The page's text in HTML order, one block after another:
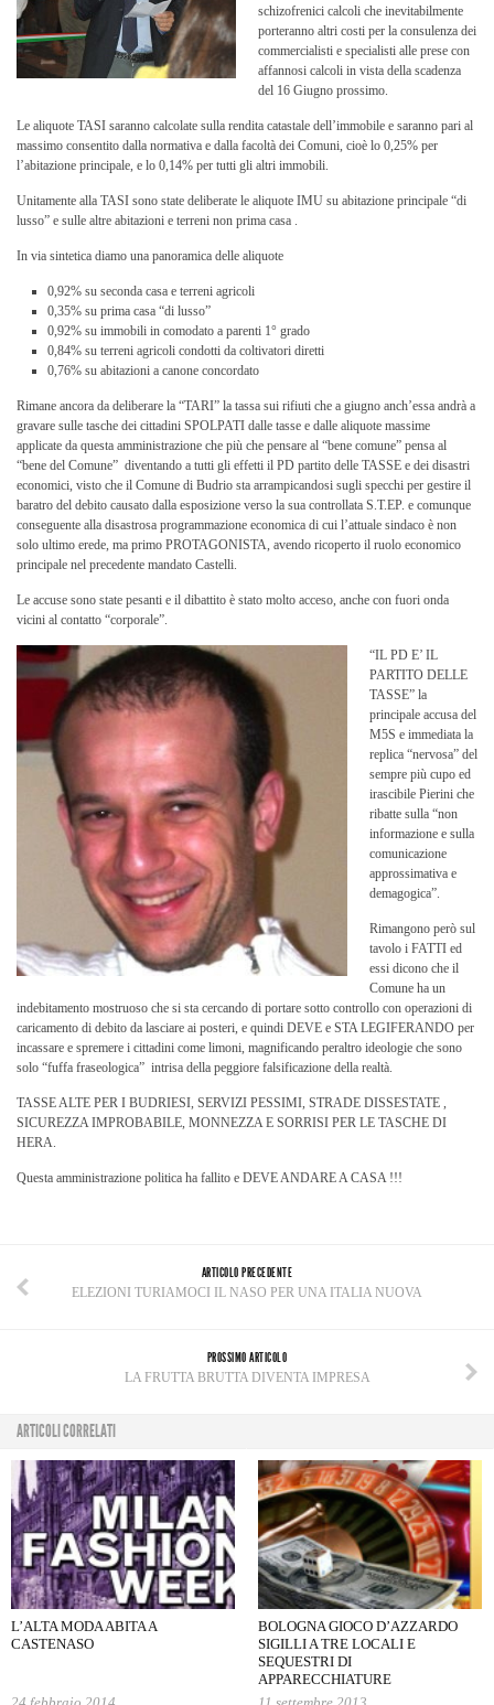
schizofrenici calcoli che inevitabilmente
porteranno altri costi per la consulenza dei
commercialisti e specialisti alle prese con
affannosi calcoli in vista della scadenza
del 16 Giugno prossimo.
Le aliquote TASI saranno calcolate sulla rendita catastale dell’immobile e saranno pari al
massimo consentito dalla normativa e dalla facoltà dei Comuni, cioè lo 0,25% per
l’abitazione principale, e lo 0,14% per tutti gli altri immobili.
Unitamente alla TASI sono state deliberate le aliquote IMU su abitazione principale “di
lusso” e sulle altre abitazioni e terreni non prima casa .
In via sintetica diamo una panoramica delle aliquote
0,92% su seconda casa e terreni agricoli
0,35% su prima casa “di lusso”
0,92% su immobili in comodato a parenti 1° grado
0,84% su terreni agricoli condotti da coltivatori diretti
0,76% su abitazioni a canone concordato
Rimane ancora da deliberare la “TARI” la tassa sui rifiuti che a giugno anch’essa andrà a
gravare sulle tasche dei cittadini SPOLPATI dalle tasse e dalle aliquote massime
applicate da questa amministrazione che più che pensare al “bene comune” pensa al
“bene del Comune” diventando a tutti gli effetti il PD partito delle TASSE e dei disastri
economici, visto che il Comune di Budrio sta arrampicandosi sugli specchi per gestire il
baratro del debito causato dalla esposizione verso la sua controllata S.T.EP. e comunque
conseguente alla disastrosa programmazione economica di cui l’attuale sindaco è non
solo ultimo erede, ma primo PROTAGONISTA, avendo ricoperto il ruolo economico
principale nel precedente mandato Castelli.
Le accuse sono state pesanti e il dibattito è stato molto acceso, anche con fuori onda
vicini al contatto “corporale”.
“IL PD E’ IL
PARTITO DELLE
TASSE” la
principale accusa del
M5S e immediata la
replica “nervosa” del
sempre più cupo ed
irascibile Pierini che
ribatte sulla “non
informazione e sulla
comunicazione
approssimativa e
demagogica”.
Rimangono però sul
tavolo i FATTI ed
essi dicono che il
Comune ha un
indebitamento mostruoso che si sta cercando di portare sotto controllo con operazioni di
caricamento di debito da lasciare ai posteri, e quindi DEVE e STA LEGIFERANDO per
incassare e spremere i cittadini come limoni, magnificando peraltro ideologie che sono
solo “fuffa fraseologica” intrisa della peggiore falsificazione della realtà.
TASSE ALTE PER I BUDRIESI, SERVIZI PESSIMI, STRADE DISSESTATE ,
SICUREZZA IMPROBABILE, MONNEZZA E SORRISI PER LE TASCHE DI
HERA.
Questa amministrazione politica ha fallito e DEVE ANDARE A CASA !!!
ARTICOLO PRECEDENTE
ELEZIONI TURIAMOCI IL NASO PER UNA ITALIA NUOVA
PROSSIMO ARTICOLO
LA FRUTTA BRUTTA DIVENTA IMPRESA
ARTICOLI CORRELATI
L’ALTA MODA ABITA A
CASTENASO
BOLOGNA GIOCO D’AZZARDO
SIGILLI A TRE LOCALI E
SEQUESTRI DI
APPARECCHIATURE